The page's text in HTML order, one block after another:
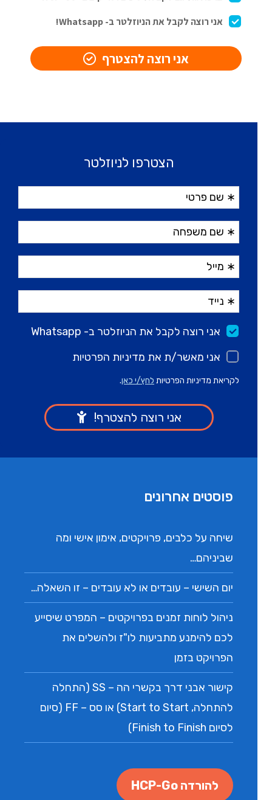
פוסטים אחרונים
שיחה על כלבים, פרויקטים, אימון אישי ומה
שביניהם…
יום השישי – עובדים או לא עובדים – זו השאלה…
ניהול לוחות זמנים בפרויקטים – המפרט שיסייע
לכם להימנע מתביעות לו"ז ולהשלים את
הפרויקט בזמן
קישור אבני דרך בקשרי הה – SS (התחלה
להתחלה, Start to Start) או סס – FF (סיום
לסיום Finish to Finish)
להורדה HCP-Go